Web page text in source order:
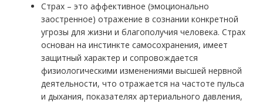
Страх – это аффективное (эмоционально
заостренное) отражение в сознании конкретной
угрозы для жизни и благополучия че­ловека. Страх
основан на инстинкте самосохранения, имеет
защитный характер и сопровождается
физиологическими изменениями выс­шей нервной
деятельности, что отражается на час­тоте пульса
и дыхания, показателях артериально­го давления,